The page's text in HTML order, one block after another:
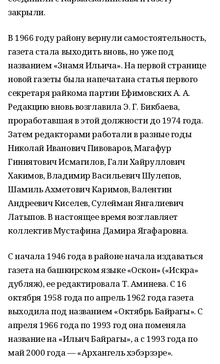
закрыли.
В 1966 году району вернули самостоятельность,
газета стала выходить вновь, но уже под
названием «Знамя Ильича». На первой странице
новой газеты была напечатана статья первого
секретаря райкома партии Ефимовских А. А.
Редакцию вновь возглавила Э. Г. Бикбаева,
проработавшая в этой должности до 1974 года.
Затем редакторами работали в разные годы
Николай Иванович Пивоваров, Магафур
Гиниятович Исмагилов, Гали Хайруллович
Хакимов, Владимир Васильевич Шулепов,
Шамиль Ахметович Каримов, Валентин
Андреевич Киселев, Сулейман Янгалиевич
Латыпов. В настоящее время возглавляет
коллектив Мустафина Дамира Ягафаровна.
С начала 1946 года в районе начала издаваться
газета на башкирском языке «Оскон» («Искра»
дубляж), ее редактировала Т. Аминева. С 16
октября 1958 года по апрель 1962 года газета
выходила под названием «Октябрь Байрагы». С
апреля 1966 года по 1993 год она поменяла
название на «Ильич Байрагы», а с 1993 года по
май 2000 года — «Архангель хэбэрзэре».